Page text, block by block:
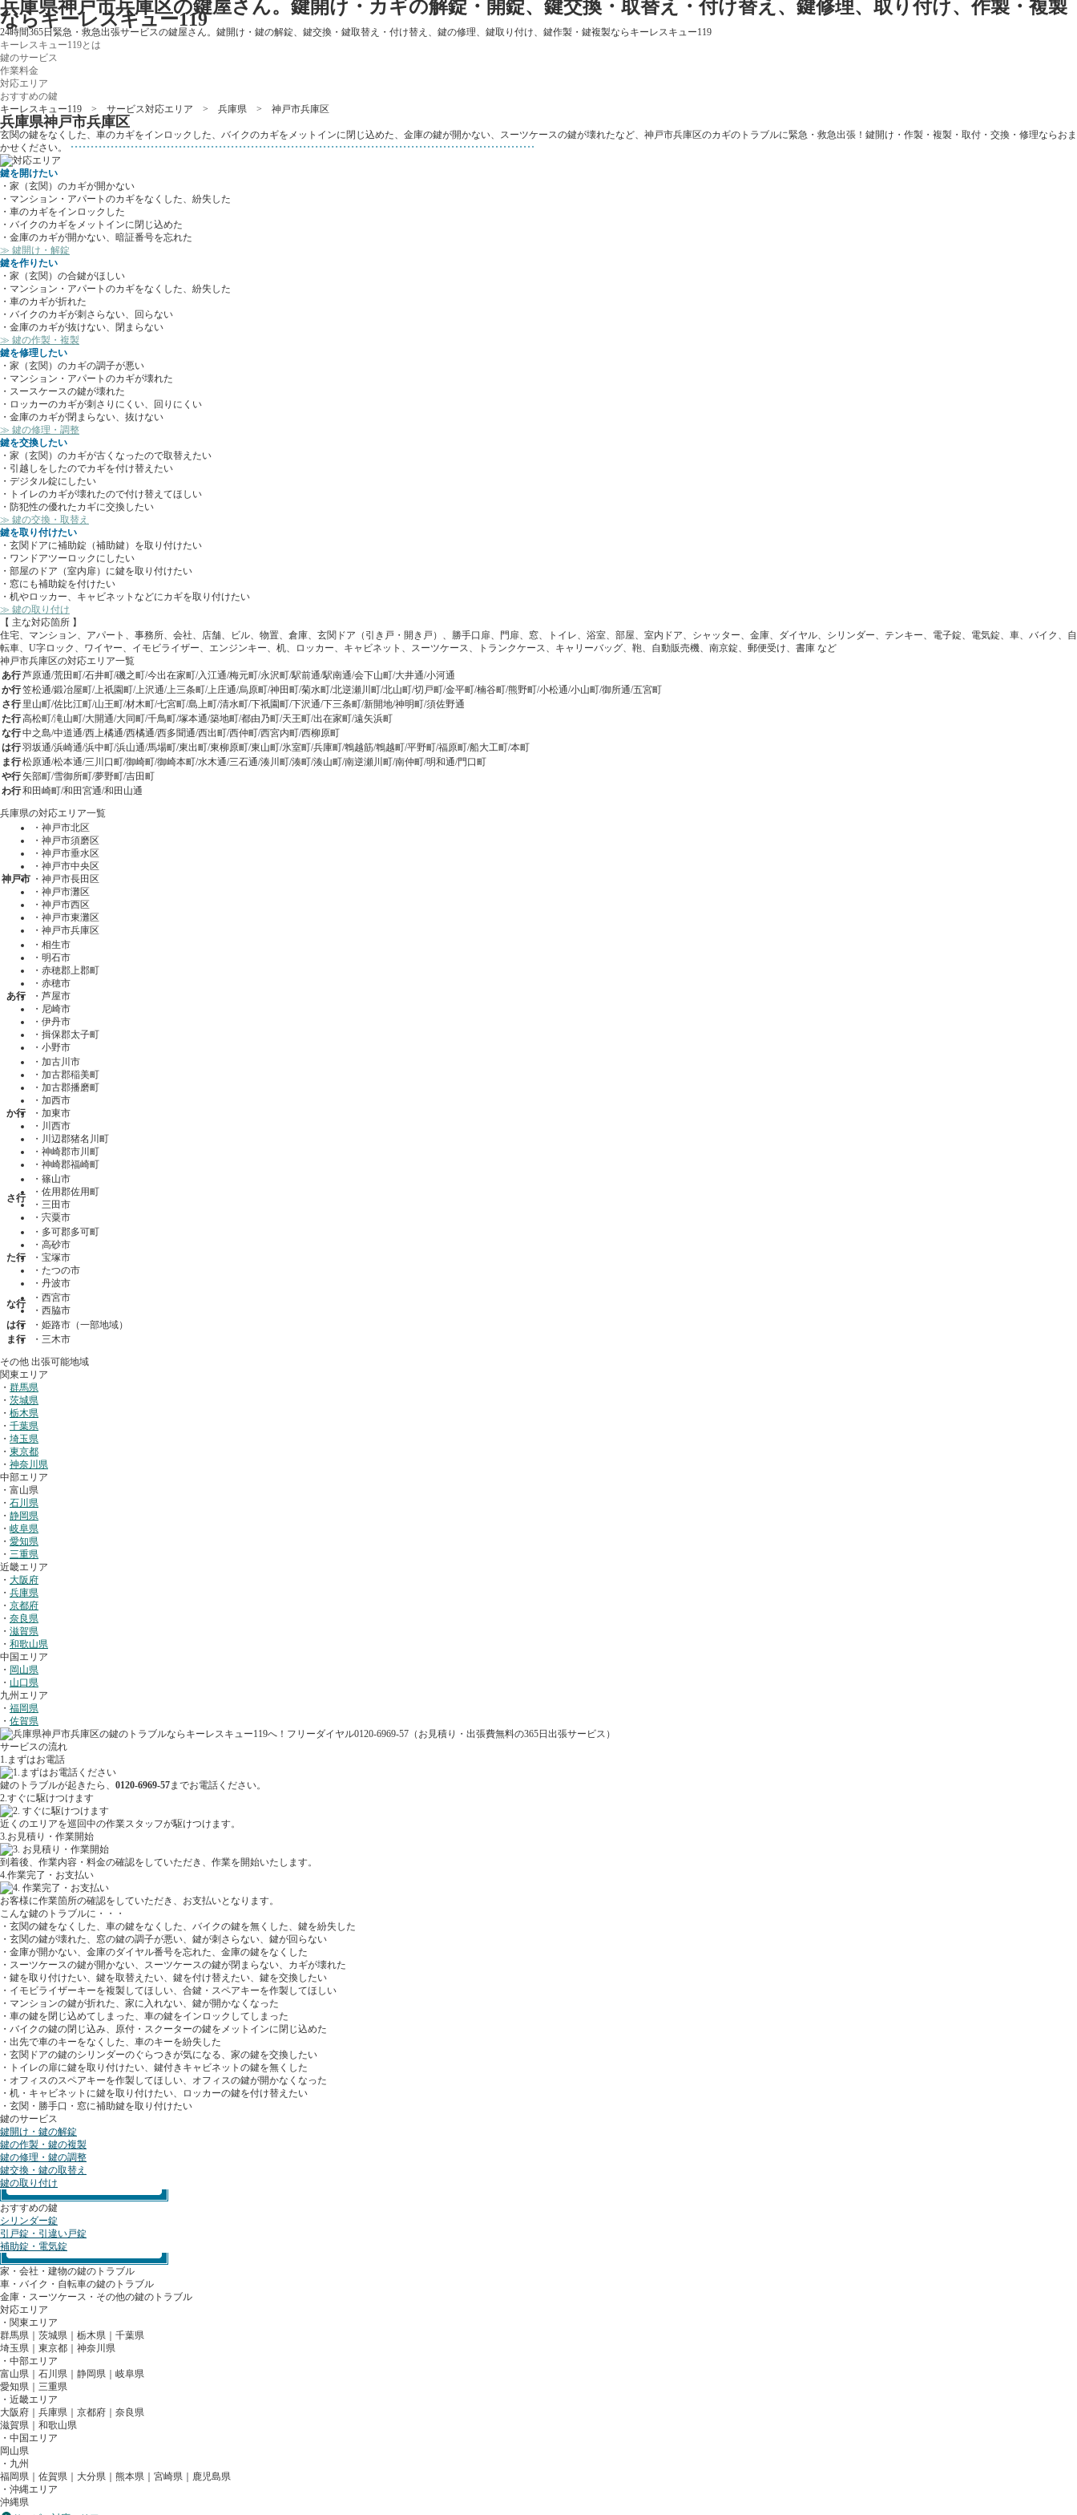
兵庫県神戸市兵庫区の鍵屋さん。鍵開け・カギの解錠・開錠、鍵交換・取替え・付け替え、鍵修理、取り付け、作製・複製
ならキーレスキュー119
24時間365日緊急・救急出張サービスの鍵屋さん。鍵開け・鍵の解錠、鍵交換・鍵取替え・付け替え、鍵の修理、鍵取り付け、鍵作製・鍵複製ならキーレスキュー119
キーレスキュー119とは
鍵のサービス
作業料金
対応エリア
おすすめの鍵
キーレスキュー119 > サービス対応エリア > 兵庫県 > 神戸市兵庫区
兵庫県神戸市兵庫区
玄関の鍵をなくした、車のカギをインロックした、バイクのカギをメットインに閉じ込めた、金庫の鍵が開かない、スーツケースの鍵が壊れたなど、神戸市兵庫区のカギのトラブルに緊急・救急出張！鍵開け・作製・複製・取付・交換・修理ならおま
かせください。
鍵を開けたい
・家（玄関）のカギが開かない
・マンション・アパートのカギをなくした、紛失した
・車のカギをインロックした
・バイクのカギをメットインに閉じ込めた
・金庫のカギが開かない、暗証番号を忘れた
≫ 鍵開け・解錠
鍵を作りたい
・家（玄関）の合鍵がほしい
・マンション・アパートのカギをなくした、紛失した
・車のカギが折れた
・バイクのカギが刺さらない、回らない
・金庫のカギが抜けない、閉まらない
≫ 鍵の作製・複製
鍵を修理したい
・家（玄関）のカギの調子が悪い
・マンション・アパートのカギが壊れた
・スースケースの鍵が壊れた
・ロッカーのカギが刺さりにくい、回りにくい
・金庫のカギが閉まらない、抜けない
≫ 鍵の修理・調整
鍵を交換したい
・家（玄関）のカギが古くなったので取替えたい
・引越しをしたのでカギを付け替えたい
・デジタル錠にしたい
・トイレのカギが壊れたので付け替えてほしい
・防犯性の優れたカギに交換したい
≫ 鍵の交換・取替え
鍵を取り付けたい
・玄関ドアに補助錠（補助鍵）を取り付けたい
・ワンドアツーロックにしたい
・部屋のドア（室内扉）に鍵を取り付けたい
・窓にも補助錠を付けたい
・机やロッカー、キャビネットなどにカギを取り付けたい
≫ 鍵の取り付け
【 主な対応箇所 】
住宅、マンション、アパート、事務所、会社、店舗、ビル、物置、倉庫、玄関ドア（引き戸・開き戸）、勝手口扉、門扉、窓、トイレ、浴室、部屋、室内ドア、シャッター、金庫、ダイヤル、シリンダー、テンキー、電子錠、電気錠、車、バイク、自
転車、U字ロック、ワイヤー、イモビライザー、エンジンキー、机、ロッカー、キャビネット、スーツケース、トランクケース、キャリーバッグ、鞄、自動販売機、南京錠、郵便受け、書庫 など
神戸市兵庫区の対応エリア一覧
あ行芦原通/荒田町/石井町/磯之町/今出在家町/入江通/梅元町/永沢町/駅前通/駅南通/会下山町/大井通/小河通
か行笠松通/鍛冶屋町/上祇園町/上沢通/上三条町/上庄通/烏原町/神田町/菊水町/北逆瀬川町/北山町/切戸町/金平町/楠谷町/熊野町/小松通/小山町/御所通/五宮町
さ行 里山町/佐比江町/山王町/材木町/七宮町/島上町/清水町/下祇園町/下沢通/下三条町/新開地/神明町/須佐野通
た行高松町/滝山町/大開通/大同町/千鳥町/塚本通/築地町/都由乃町/天王町/出在家町/遠矢浜町
な行中之島/中道通/西上橘通/西橘通/西多聞通/西出町/西仲町/西宮内町/西柳原町
は行羽坂通/浜崎通/浜中町/浜山通/馬場町/東出町/東柳原町/東山町/氷室町/兵庫町/鵯越筋/鵯越町/平野町/福原町/船大工町/本町
ま行松原通/松本通/三川口町/御崎町/御崎本町/水木通/三石通/湊川町/湊町/湊山町/南逆瀬川町/南仲町/明和通/門口町
や行矢部町/雪御所町/夢野町/吉田町
わ行和田崎町/和田宮通/和田山通
兵庫県の対応エリア一覧
神戸市
・ 神戸市北区
・ 神戸市須磨区
・ 神戸市垂水区
・ 神戸市中央区
・ 神戸市長田区
・ 神戸市灘区
・ 神戸市西区
・ 神戸市東灘区
・ 神戸市兵庫区
あ行
・ 相生市
・ 明石市
・ 赤穂郡上郡町
・ 赤穂市
・ 芦屋市
・ 尼崎市
・ 伊丹市
・ 揖保郡太子町
・ 小野市
か行
・ 加古川市
・ 加古郡稲美町
・ 加古郡播磨町
・ 加西市
・ 加東市
・ 川西市
・ 川辺郡猪名川町
・ 神崎郡市川町
・ 神崎郡福崎町
さ行
・ 篠山市
・ 佐用郡佐用町
・ 三田市
・ 宍粟市
た行
・ 多可郡多可町
・ 高砂市
・ 宝塚市
・ たつの市
・ 丹波市
な行
・ 西宮市
・ 西脇市
は行
・ 姫路市 （一部地域）
ま行
・ 三木市
その他 出張可能地域
関東エリア
・ 群馬県
・ 茨城県
・ 栃木県
・ 千葉県
・ 埼玉県
・ 東京都
・ 神奈川県
中部エリア
・富山県
・ 石川県
・ 静岡県
・ 岐阜県
・ 愛知県
・ 三重県
近畿エリア
・ 大阪府
・ 兵庫県
・ 京都府
・ 奈良県
・ 滋賀県
・ 和歌山県
中国エリア
・ 岡山県
・ 山口県
九州エリア
・ 福岡県
・ 佐賀県
サービスの流れ
1.まずはお電話
鍵のトラブルが起きたら、 0120-6969-57までお電話ください。
2.すぐに駆けつけます
近くのエリアを巡回中の作業スタッフが駆けつけます。
3.お見積り・作業開始
到着後、作業内容・料金の確認をしていただき、作業を開始いたします。
4.作業完了・お支払い
お客様に作業箇所の確認をしていただき、お支払いとなります。
こんな鍵のトラブルに・・・
・玄関の鍵をなくした、車の鍵をなくした、バイクの鍵を無くした、鍵を紛失した
・玄関の鍵が壊れた、窓の鍵の調子が悪い、鍵が刺さらない、鍵が回らない
・金庫が開かない、金庫のダイヤル番号を忘れた、金庫の鍵をなくした
・スーツケースの鍵が開かない、スーツケースの鍵が閉まらない、カギが壊れた
・鍵を取り付けたい、鍵を取替えたい、鍵を付け替えたい、鍵を交換したい
・イモビライザーキーを複製してほしい、合鍵・スペアキーを作製してほしい
・マンションの鍵が折れた、家に入れない、鍵が開かなくなった
・車の鍵を閉じ込めてしまった、車の鍵をインロックしてしまった
・バイクの鍵の閉じ込み、原付・スクーターの鍵をメットインに閉じ込めた
・出先で車のキーをなくした、車のキーを紛失した
・玄関ドアの鍵のシリンダーのぐらつきが気になる、家の鍵を交換したい
・トイレの扉に鍵を取り付けたい、鍵付きキャビネットの鍵を無くした
・オフィスのスペアキーを作製してほしい、オフィスの鍵が開かなくなった
・机・キャビネットに鍵を取り付けたい、ロッカーの鍵を付け替えたい
・玄関・勝手口・窓に補助鍵を取り付けたい
鍵のサービス
鍵開け・鍵の解錠
鍵の作製・鍵の複製
鍵の修理・鍵の調整
鍵交換・鍵の取替え
鍵の取り付け
おすすめの鍵
シリンダー錠
引戸錠・引違い戸錠
補助錠・電気錠
家・会社・建物の鍵のトラブル
車・バイク・自転車の鍵のトラブル
金庫・スーツケース・その他の鍵のトラブル
対応エリア
・関東エリア
群馬県
茨城県 栃木県
千葉県
埼玉県
東京都
神奈川県
・中部エリア
富山県｜ 石川県 静岡県
岐阜県
愛知県
三重県
・近畿エリア
大阪府
兵庫県 京都府
奈良県
滋賀県
和歌山県
・中国エリア
岡山県
・九州
福岡県
佐賀県 ｜大分県｜熊本県｜宮崎県｜鹿児島県
・沖縄エリア
沖縄県